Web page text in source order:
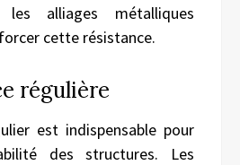
les alliages métalliques
cette résistance.
régulière
est indispensable pour
des structures. Les